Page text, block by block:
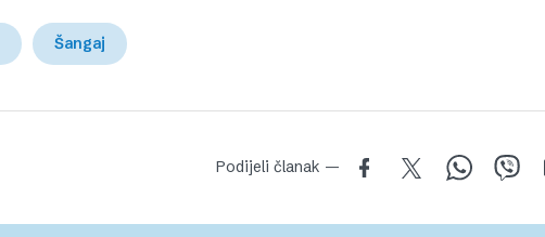
Šangaj
Podijeli članak —